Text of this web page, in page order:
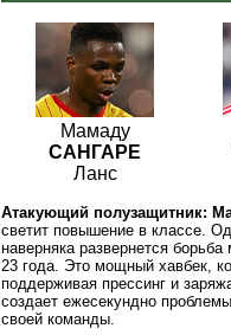
Мамаду
САНГАРЕ
Ланс
Атакующий полузащитник:
светит повышение в классе.
наверняка развернется
23 года. Это мощный хавбек,
поддерживая прессинг и
создает ежесекундно
своей команды.